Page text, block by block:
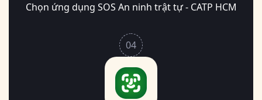
Chọn ứng dụng SOS An ninh trật tự - CATP HCM
04